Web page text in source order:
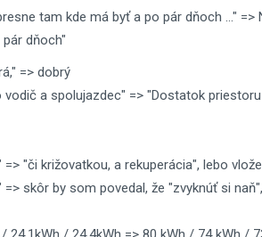
tam kde má byť a po pár dňoch ..."
dňoch"
=> dobrý
a spolujazdec" => "Dostatok
"či križovatkou, a rekuperácia", lebo
skôr by som povedal, že "zvyknúť si